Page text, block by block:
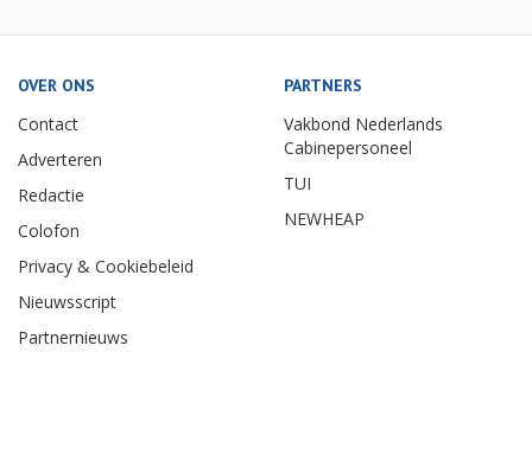
OVER ONS
Contact
Adverteren
Redactie
Colofon
Privacy & Cookiebeleid
Nieuwsscript
Partnernieuws
PARTNERS
Vakbond Nederlands
Cabinepersoneel
TUI
NEWHEAP